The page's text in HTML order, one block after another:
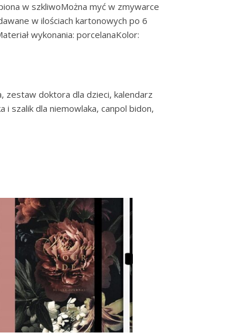
w szkliwoMożna myć w zmywarce
w ilościach kartonowych po 6
wykonania: porcelanaKolor:
zestaw doktora dla dzieci, kalendarz
szalik dla niemowlaka, canpol bidon,